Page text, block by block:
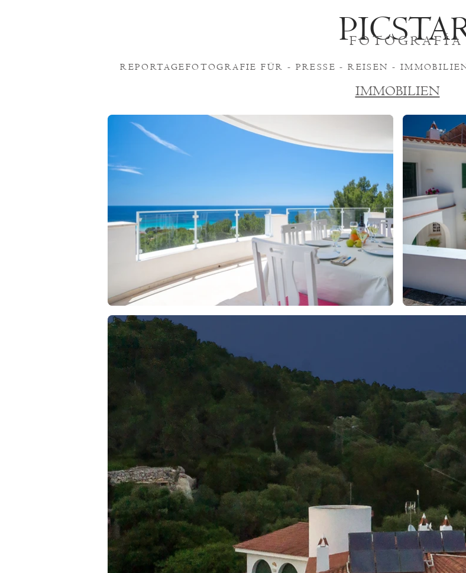
FOTOGRAFÍA
REPORTAGEFOTOGRAFIE FÜR - PRESSE -REISEN -
IMMOBILIEN